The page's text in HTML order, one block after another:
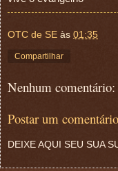
OTC de SE às 01:35
Compartilhar
Nenhum comentário:
Postar um comentário
DEIXE AQUI SEU SUA